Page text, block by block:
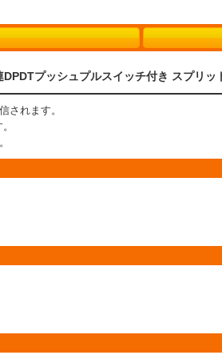
プッシュプルスイッチ付き スプリ
されます。